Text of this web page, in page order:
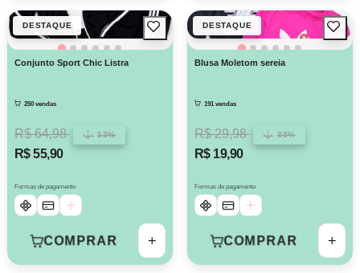
DESTAQUE
Conjunto Sport Chic Listra
250 vendas
R$ 64,98 13%
R$ 55,90
Formas de pagamento
COMPRAR +
DESTAQUE
Blusa Moletom sereia
191 vendas
R$ 29,98 33%
R$ 19,90
Formas de pagamento
COMPRAR +